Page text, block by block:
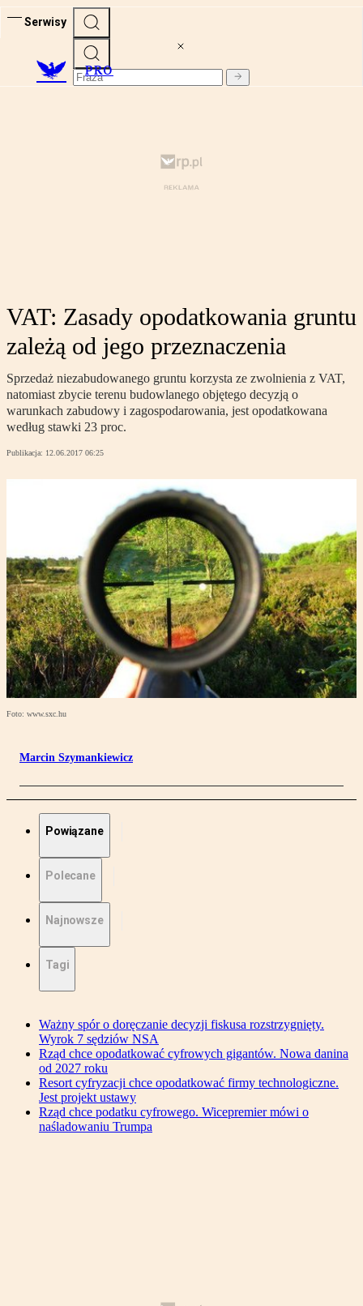
Serwisy
PRO
VAT: Zasady opodatkowania gruntu
zależą od jego przeznaczenia
Sprzedaż niezabudowanego gruntu korzysta ze zwolnienia z VAT,
natomiast zbycie terenu budowlanego objętego decyzją o
warunkach zabudowy i zagospodarowania, jest opodatkowana
według stawki 23 proc.
Publikacja: 12.06.2017 06:25
Foto: www.sxc.hu
Marcin Szymankiewicz
Powiązane
Polecane
Najnowsze
Tagi
Ważny spór o doręczanie decyzji fiskusa rozstrzygnięty.
Wyrok 7 sędziów NSA
Rząd chce opodatkować cyfrowych gigantów. Nowa danina
od 2027 roku
Resort cyfryzacji chce opodatkować firmy technologiczne.
Jest projekt ustawy
Rząd chce podatku cyfrowego. Wicepremier mówi o
naśladowaniu Trumpa